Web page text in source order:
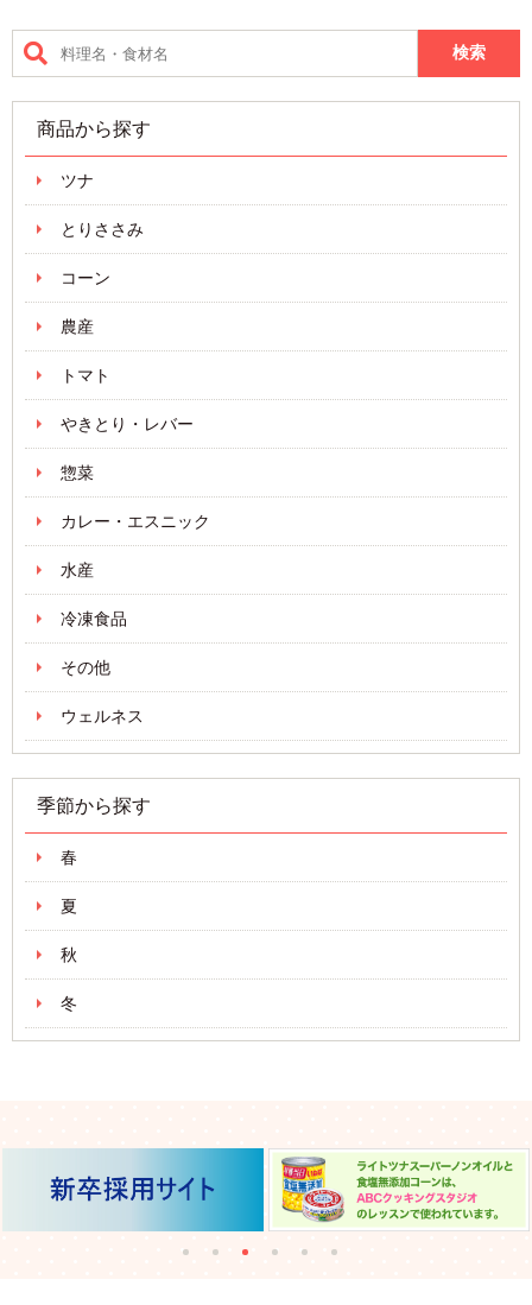
商品から探す
ツナ
とりささみ
コーン
農産
トマト
やきとり・レバー
惣菜
カレー・エスニック
水産
冷凍食品
その他
ウェルネス
季節から探す
春
夏
秋
冬